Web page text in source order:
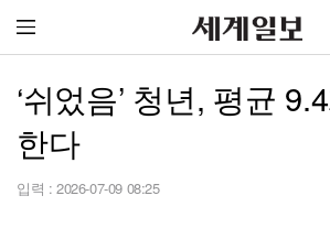
‘쉬었음’ 청년, 평균
한다
입력 : 2026-07-09 08:25